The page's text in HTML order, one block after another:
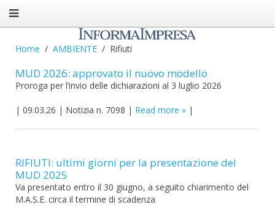
Home AMBIENTE Rifiuti
MUD 2026: approvato il nuovo modello
Proroga per l’invio delle dichiarazioni al 3 luglio 2026
| 09.03.26 | Notizia n. 7098 | Read more |
RIFIUTI: ultimi giorni per la presentazione del
MUD 2025
Va presentato entro il 30 giugno, a seguito chiarimento del
M.A.S.E. circa il termine di scadenza